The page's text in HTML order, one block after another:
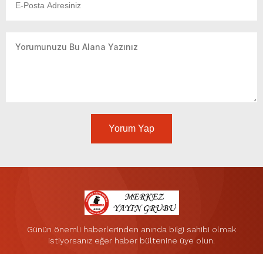
Yorum Yap
Günün önemli haberlerinden anında bilgi sahibi olmak
istiyorsanız eğer haber bültenine üye olun.